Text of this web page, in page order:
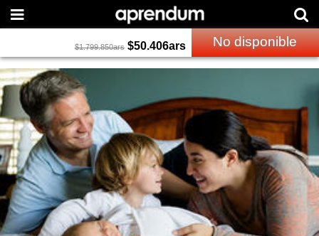
$1.799.850ars $50.406ars No disponible